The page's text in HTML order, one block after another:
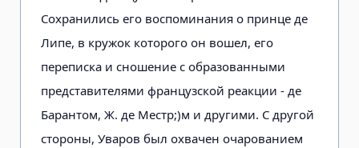
Сохранились его воспоминания о принце де
Липе, в кружок которого он вошел, его
переписка и сношение с образованными
представителями французской реакции - де
Барантом, Ж. де Местр;)м и другими. С другой
стороны, Уваров был охвачен очарованием